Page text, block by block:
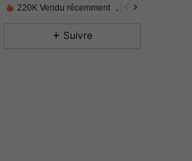
88K
220K Vendu récemment Augmentation
Suivre